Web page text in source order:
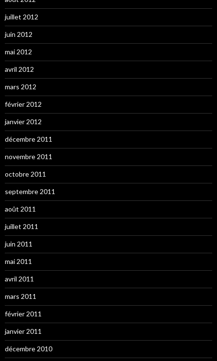
juillet 2012
juin 2012
mai 2012
avril 2012
mars 2012
février 2012
janvier 2012
décembre 2011
novembre 2011
octobre 2011
septembre 2011
août 2011
juillet 2011
juin 2011
mai 2011
avril 2011
mars 2011
février 2011
janvier 2011
décembre 2010